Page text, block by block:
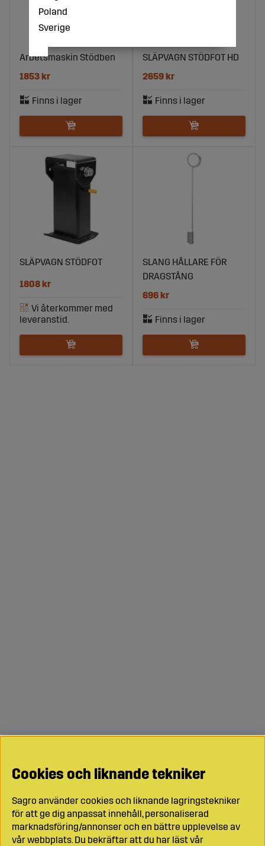
Arbetsmaskin Stödben
1853 kr
SLÄPVAGN STÖDFOT HD
2659 kr
SLÄPVAGN STÖDFOT
1808 kr
SLANG HÅLLARE FÖR
DRAGSTÅNG
696 kr
Cookies och liknande tekniker
Sagro använder cookies och liknande lagringstekniker
för att ge dig anpassat innehåll, personaliserad
marknadsföring/annonser och en bättre upplevelse av
vår webbplats. Du bekräftar att du har läst vår
Poland
Sverige